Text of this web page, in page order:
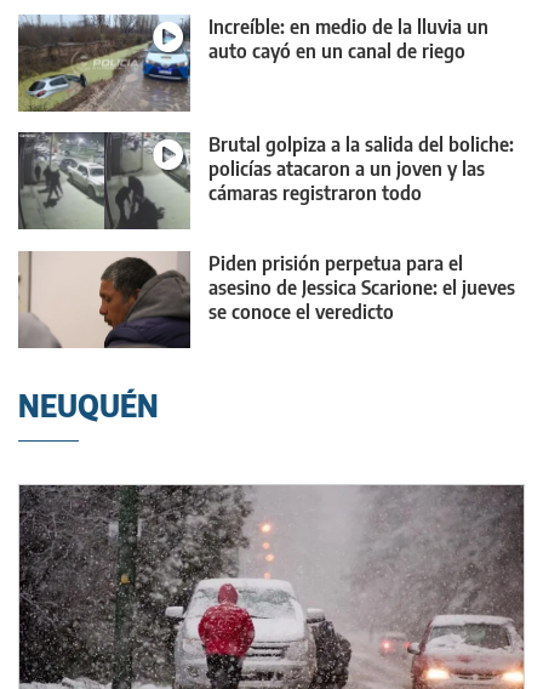
Increíble: en medio de la lluvia un
auto cayó en un canal de riego
Brutal golpiza a la salida del boliche:
policías atacaron a un joven y las
cámaras registraron todo
Piden prisión perpetua para el
asesino de Jessica Scarione: el jueves
se conoce el veredicto
NEUQUÉN